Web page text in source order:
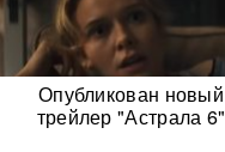
Опубликован новый
трейлер "Астрала 6"